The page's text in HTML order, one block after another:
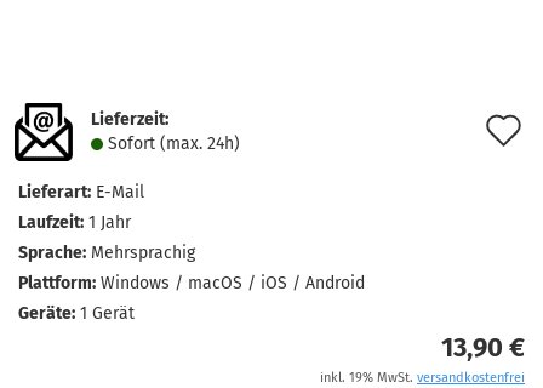
Lieferzeit:
Sofort (max. 24h)
Lieferart: E-Mail
Laufzeit: 1 Jahr
Sprache: Mehrsprachig
Plattform: Windows / macOS / iOS / Android
Geräte: 1 Gerät
13,90 €
inkl. 19% MwSt. versandkostenfrei